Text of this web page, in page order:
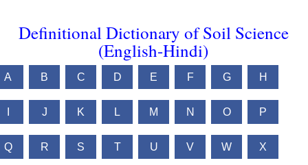
Definitional Dictionary of Soil Science
(English-Hindi)
A B C D E F G H
J K L M N O P
Q R S T U V W X